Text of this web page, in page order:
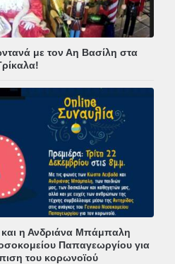
με τον Αη Βασίλη στα
η Ανδριάνα Μπάμπαλη
Παπαγεωργίου για
του κορωνοϊού